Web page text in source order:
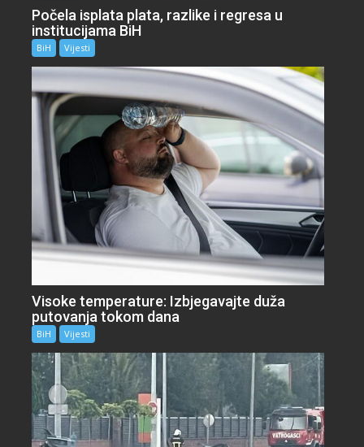
Počela isplata plata, razlike i regresa u
institucijama BiH
BiH Vijesti
Visoke temperature: Izbjegavajte duža
putovanja tokom dana
BiH Vijesti